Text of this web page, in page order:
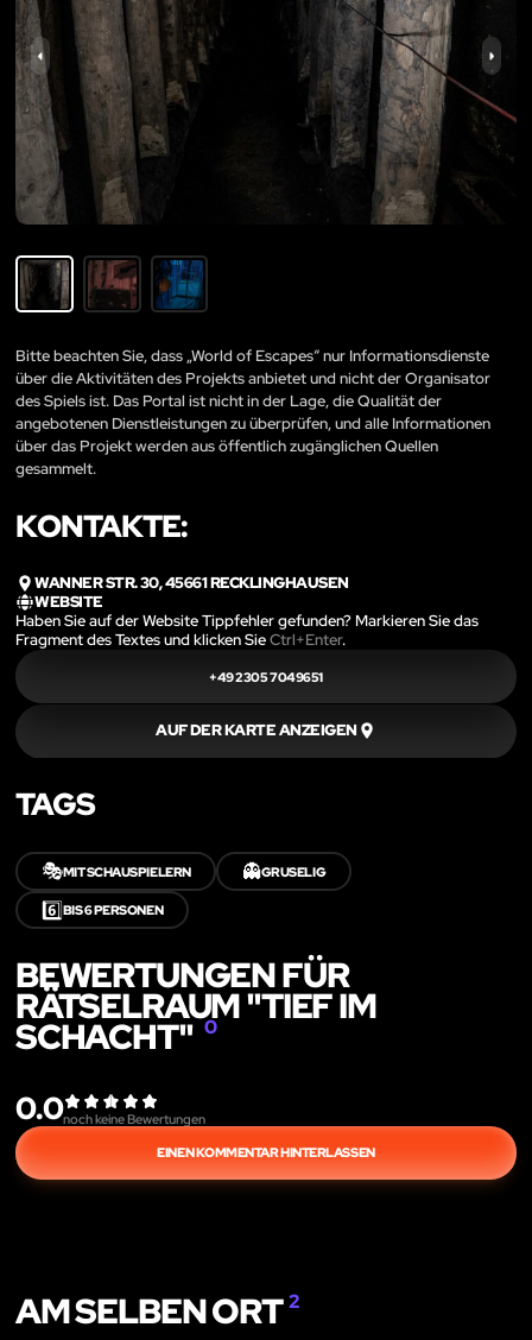
Bitte beachten Sie, dass „World of Escapes“ nur Informationsdienste
über die Aktivitäten des Projekts anbietet und nicht der Organisator
des Spiels ist. Das Portal ist nicht in der Lage, die Qualität der
angebotenen Dienstleistungen zu überprüfen, und alle Informationen
über das Projekt werden aus öffentlich zugänglichen Quellen
gesammelt.
KONTAKTE:
WANNER STR. 30, 45661 RECKLINGHAUSEN
WEBSITE
Haben Sie auf der Website Tippfehler gefunden? Markieren Sie das
Fragment des Textes und klicken SieCtrl+Enter.
+49 2305 7049651
AUF DER KARTE ANZEIGEN
TAGS
🎭MIT SCHAUSPIELERN 👻GRUSELIG
6️⃣BIS 6 PERSONEN
BEWERTUNGEN FÜR
RÄTSELRAUM "TIEF IM
SCHACHT"0
0.0noch keine Bewertungen
EINEN KOMMENTAR HINTERLASSEN
AM SELBEN ORT2